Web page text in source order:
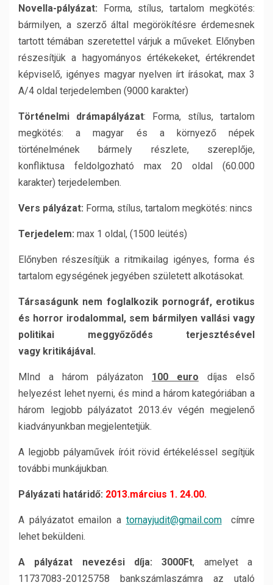
Novella-pályázat: Forma, stílus, tartalom megkötés:
bármilyen, a szerző által megörökítésre érdemesnek
tartott témában szeretettel várjuk a műveket. Előnyben
részesítjük a hagyományos értékekeket, értékrendet
képviselő, igényes magyar nyelven írt írásokat, max 3
A/4 oldal terjedelemben (9000 karakter)
Történelmi drámapályázat: Forma, stílus, tartalom
megkötés: a magyar és a környező népek
történelmének bármely részlete, szereplője,
konfliktusa feldolgozható max 20 oldal (60.000
karakter) terjedelemben.
Vers pályázat: Forma, stílus, tartalom megkötés: nincs
Terjedelem: max 1 oldal, (1500 leütés)
Előnyben részesítjük a ritmikailag igényes, forma és
tartalom egységének jegyében született alkotásokat.
Társaságunk nem foglalkozik pornográf, erotikus
és horror irodalommal, sem bármilyen vallási vagy
politikai meggyőződés terjesztésével
vagy kritikájával.
MInd a három pályázaton 100 euro díjas első
helyezést lehet nyerni, és mind a három kategóriában a
három legjobb pályázatot 2013.év végén megjelenő
kiadványunkban megjelentetjük.
A legjobb pályaművek íróit rövid értékeléssel segítjük
további munkájukban.
Pályázati határidő: 2013.március 1. 24.00.
A pályázatot emailon a tornayjudit@gmail.comcímre
lehet beküldeni.
A pályázat nevezési díja: 3000Ft, amelyet a
11737083-20125758 bankszámlaszámra az utaló